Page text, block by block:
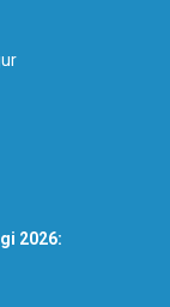
2026: